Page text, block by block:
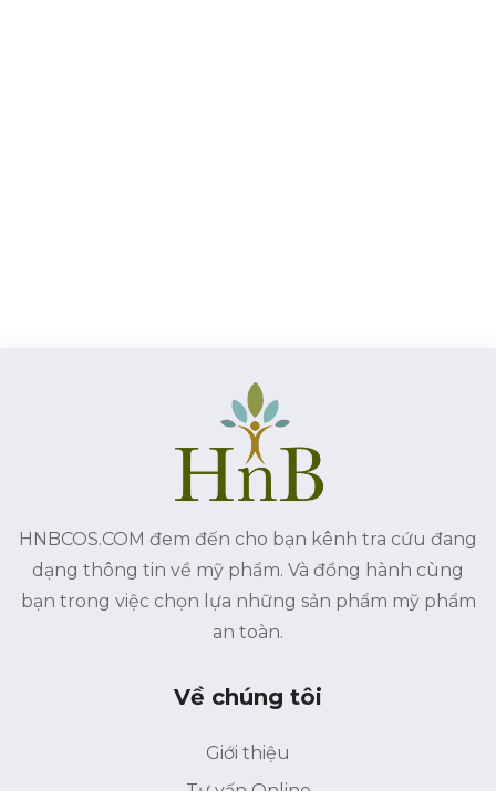
HNBCOS.COM đem đến cho bạn kênh tra cứu đang
dạng thông tin về mỹ phẩm. Và đồng hành cùng
bạn trong việc chọn lựa những sản phẩm mỹ phẩm
an toàn.
Về chúng tôi
Giới thiệu
Tư vấn Online